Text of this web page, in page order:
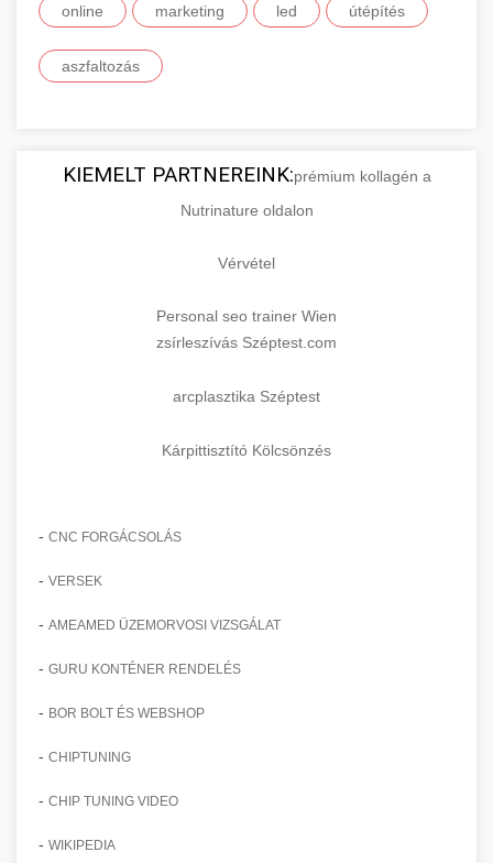
online marketing led útépítés
aszfaltozás
KIEMELT PARTNEREINK:prémium kollagén a
Nutrinature oldalon
Vérvétel
Personal seo trainer Wien
zsírleszívás Széptest.com
arcplasztika Széptest
Kárpittisztító Kölcsönzés
- CNC FORGÁCSOLÁS
- VERSEK
- AMEAMED ÜZEMORVOSI VIZSGÁLAT
- GURU KONTÉNER RENDELÉS
- BOR BOLT ÉS WEBSHOP
- CHIPTUNING
- CHIP TUNING VIDEO
- WIKIPEDIA